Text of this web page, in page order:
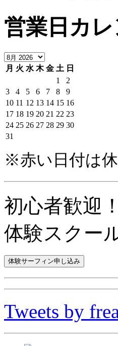
営業日カ
月 火 水 木 金 土 日
1
2
3
4 5 6 7 8
9
10 11 12 13 14 15 16
17 18 19 20 21 22 23
24 25 26 27 28 29 30
31
※赤い日付は
初心者歓迎！
体験スクー
Tweets by